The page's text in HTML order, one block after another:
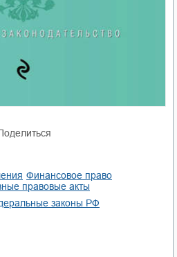
финансовое право
правовые акты
законы РФ